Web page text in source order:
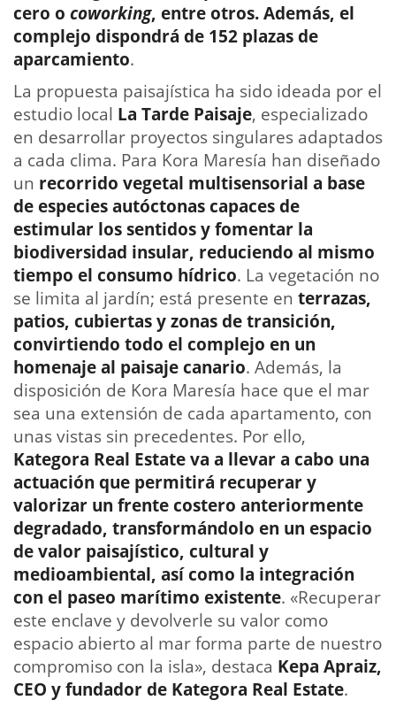
cero o coworking, entre otros. Además, el
complejo dispondrá de 152 plazas de
aparcamiento. ⁣
La propuesta paisajística ha sido ideada por el
estudio local La Tarde Paisaje, especializado
en desarrollar proyectos singulares adaptados
a cada clima. Para Kora Maresía han diseñado
un recorrido vegetal multisensorial a base
de especies autóctonas capaces de
estimular los sentidos y fomentar la
biodiversidad insular, reduciendo al mismo
tiempo el consumo hídrico. La vegetación no
se limita al jardín; está presente en terrazas,
patios, cubiertas y zonas de transición,
convirtiendo todo el complejo en un
homenaje al paisaje canario. Además, la
disposición de Kora Maresía hace que el mar
sea una extensión de cada apartamento, con
unas vistas sin precedentes. Por ello,
Kategora Real Estate va a llevar a cabo una
actuación que permitirá recuperar y
valorizar un frente costero anteriormente
degradado, transformándolo en un espacio
de valor paisajístico, cultural y
medioambiental, así como la integración
con el paseo marítimo existente. «Recuperar
este enclave y devolverle su valor como
espacio abierto al mar forma parte de nuestro
compromiso con la isla», destaca Kepa Apraiz,
CEO y fundador de Kategora Real Estate. ⁣